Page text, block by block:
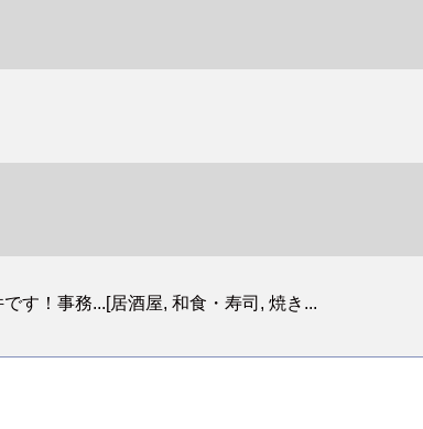
す！事務...[居酒屋, 和食・寿司, 焼き...